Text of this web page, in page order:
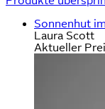
Sonnenhut
Laura Scott
Aktueller